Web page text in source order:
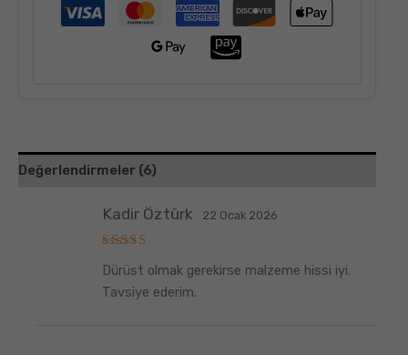
Değerlendirmeler (6)
üzerinden
5 oy aldı
Kadir Öztürk 22 Ocak 2026
Dürüst olmak gerekirse malzeme hissi iyi.
Tavsiye ederim.